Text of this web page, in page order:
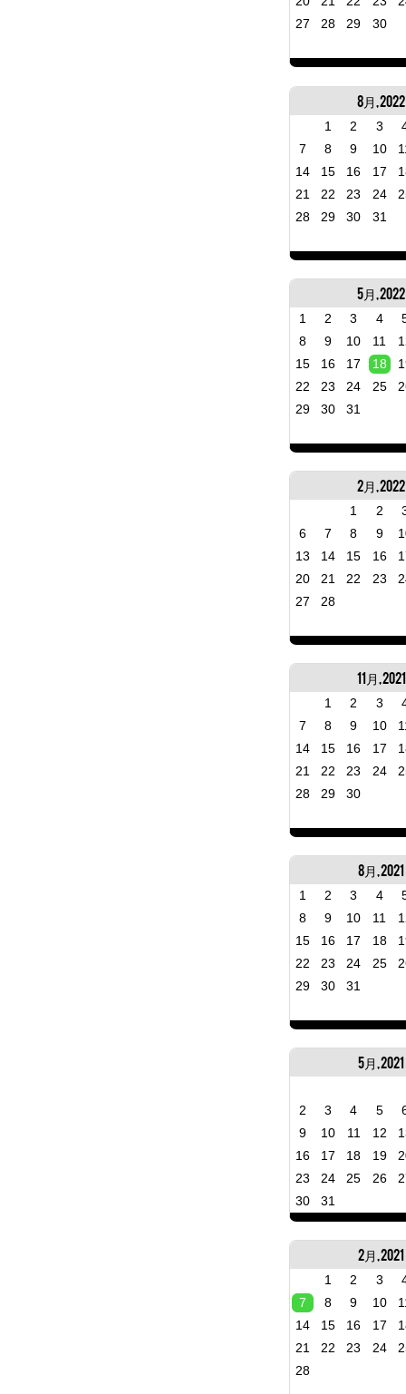
27
28 29 30
8月, 2022
1 2 3
7
8 9 10
14
15 16 17
21
22 23 24
28
29 30 31
5月, 2022
1 2 3 4
8
9 10 11
15
16 17 18
22
23 24 25
29
30 31
2月, 2022
1 2
6
7 8 9
13
14 15 16
20
21 22 23
27
28
11月, 2021
1 2 3
7
8 9 10
14
15 16 17
21
22 23 24
28
29 30
8月, 2021
1 2 3 4
8
9 10 11
15
16 17 18
22
23 24 25
29
30 31
5月, 2021
2 3 4 5
9
10 11 12
16
17 18 19
23
24 25 26
30
31
2月, 2021
1 2 3
7
8 9 10
14
15 16 17
21
22 23 24
28